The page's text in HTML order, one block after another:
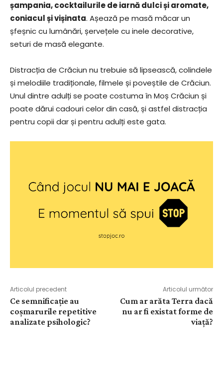
șampania, cocktailurile de iarnă dulci și aromate,
coniacul și vișinata. Așează pe masă măcar un
șfeșnic cu lumânări, șervețele cu inele decorative,
seturi de masă elegante.
Distracția de Crăciun nu trebuie să lipsească, colindele
și melodiile tradiționale, filmele și poveștile de Crăciun.
Unul dintre adulți se poate costuma în Moș Crăciun și
poate dărui cadouri celor din casă, și astfel distracția
pentru copii dar și pentru adulți este gata.
Articolul precedent
Ce semnificație au
coșmarurile repetitive
analizate psihologic?
Articolul următor
Cum ar arăta Terra dacă
nu ar fi existat forme de
viață?